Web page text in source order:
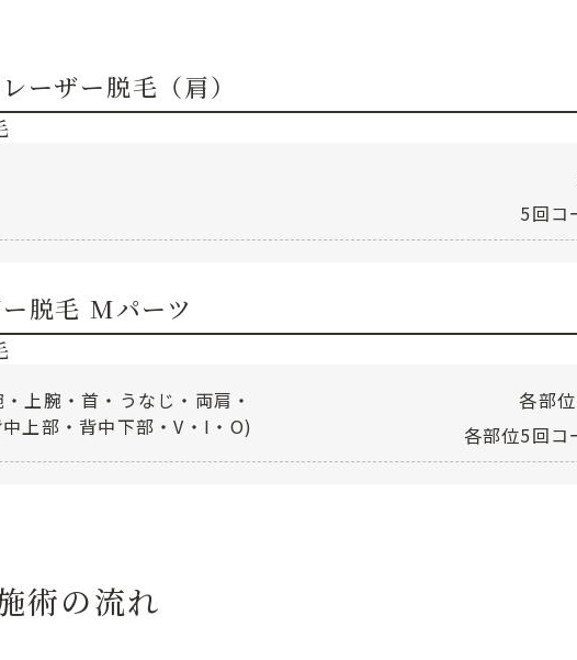
ーザー脱毛（肩）
5回コ
脱毛 Mパーツ
上腕・首・うなじ・両肩・
上部・背中下部・V・I・O)
各部
各部位5回コ
術の流れ